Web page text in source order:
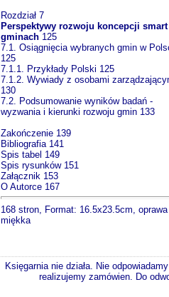
Rozdział 7
Perspektywy rozwoju koncepcji
gminach 125
7.1. Osiągnięcia wybranych gmin w
125
7.1.1. Przykłady Polski 125
7.1.2. Wywiady z osobami
130
7.2. Podsumowanie wyników badań -
wyzwania i kierunki rozwoju gmin 133
Zakończenie 139
Bibliografia 141
Spis tabel 149
Spis rysunków 151
Załącznik 153
O Autorce 167
168 stron, Format: 16.5x23.5cm, oprawa
miękka
Księgarnia nie działa. Nie
realizujemy zamówien. Do